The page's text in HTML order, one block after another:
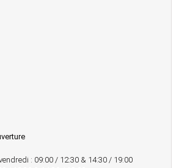
: 09:00 / 12:30 & 14:30 / 19:00